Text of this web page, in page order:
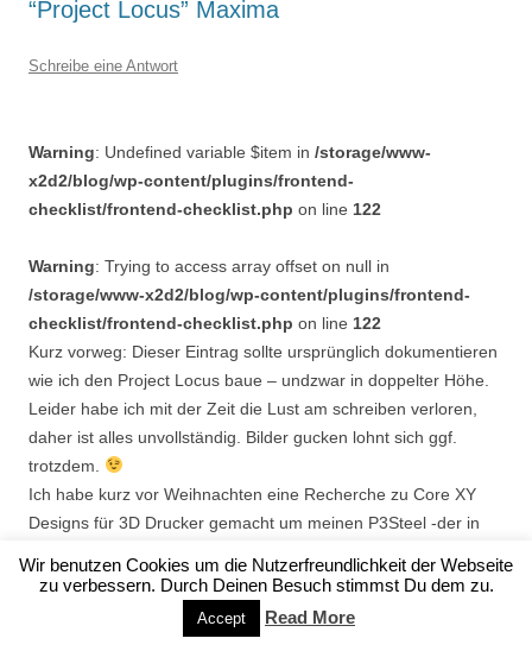
“Project Locus” Maxima
Schreibe eine Antwort
Warning: Undefined variable $item in /storage/www-
x2d2/blog/wp-content/plugins/frontend-
checklist/frontend-checklist.php on line 122
Warning: Trying to access array offset on null in
/storage/www-x2d2/blog/wp-content/plugins/frontend-
checklist/frontend-checklist.php on line 122
Kurz vorweg: Dieser Eintrag sollte ursprünglich dokumentieren
wie ich den Project Locus baue – undzwar in doppelter Höhe.
Leider habe ich mit der Zeit die Lust am schreiben verloren,
daher ist alles unvollständig. Bilder gucken lohnt sich ggf.
trotzdem.
Ich habe kurz vor Weihnachten eine Recherche zu Core XY
Designs für 3D Drucker gemacht um meinen P3Steel -der in
umzubauen.
Dabei bin ich auf das “Project Locus” von redhatman auf
Wir benutzen Cookies um die Nutzerfreundlichkeit der Webseite
zu verbessern. Durch Deinen Besuch stimmst Du dem zu.
Accept Read More